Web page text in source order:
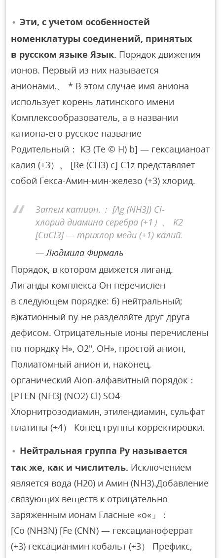
Эти, с учетом особенностей
номенклатуры соединений, принятых
в русском языке Язык. Порядок движения
ионов. Первый из них называется
анионами.、 * В этом случае имя аниона
использует корень латинского имени
Комплексообразователь, а в названии
катиона-его русское название
Родительный： K3 (Te © H) b] — гексацианоат
калия (+3）、 [Re (CH3) c] C1z представляет
собой Гекса-Амин-мин-железо (+3) хлорид.
Затем катион.： [Ag (NH3J) Cl-
хлорид диамина серебра (+1）、 K2
[CuCl3] — трихлор меди (+1) калий.
Людмила Фирмаль
Порядок, в котором движется лиганд.
Лиганды комплекса Он перечислен
в следующем порядке: б) нейтральный;
в)катионный ny-не разделяйте друг друга
дефисом. Отрицательные ионы перечислены
по порядку H», O2″, OH», простой анион,
Полиатомный анион и, наконец,
органический Aion-алфавитный порядок：
[PTEN (NH3J (NO2) Cl) SO4-
Хлорнитрозодиамин, этилендиамин, сульфат
платины (+4） Конец группы корректировки.
Нейтральная группа Py называется
так же, как и числитель. Исключением
является вода (Н20) и Амин (NH3).Добавление
связующих веществ к отрицательно
заряженным ионам Гласные «о«」：
[Co (NH3N) [Fe (CNN) — гексацианоферрат
(+3) гексацианмин кобальт (+3） Префикс,